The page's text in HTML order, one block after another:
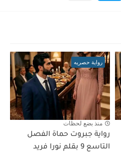
رواية حصريه
منذ بضع لحظات
رواية جبروت حماة الفصل
التاسع 9 بقلم نورا فريد